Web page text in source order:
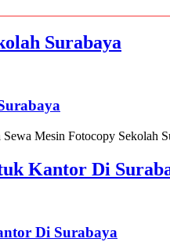
Surabaya
Mesin Fotocopy Sekolah
Kantor Di
Di Surabaya